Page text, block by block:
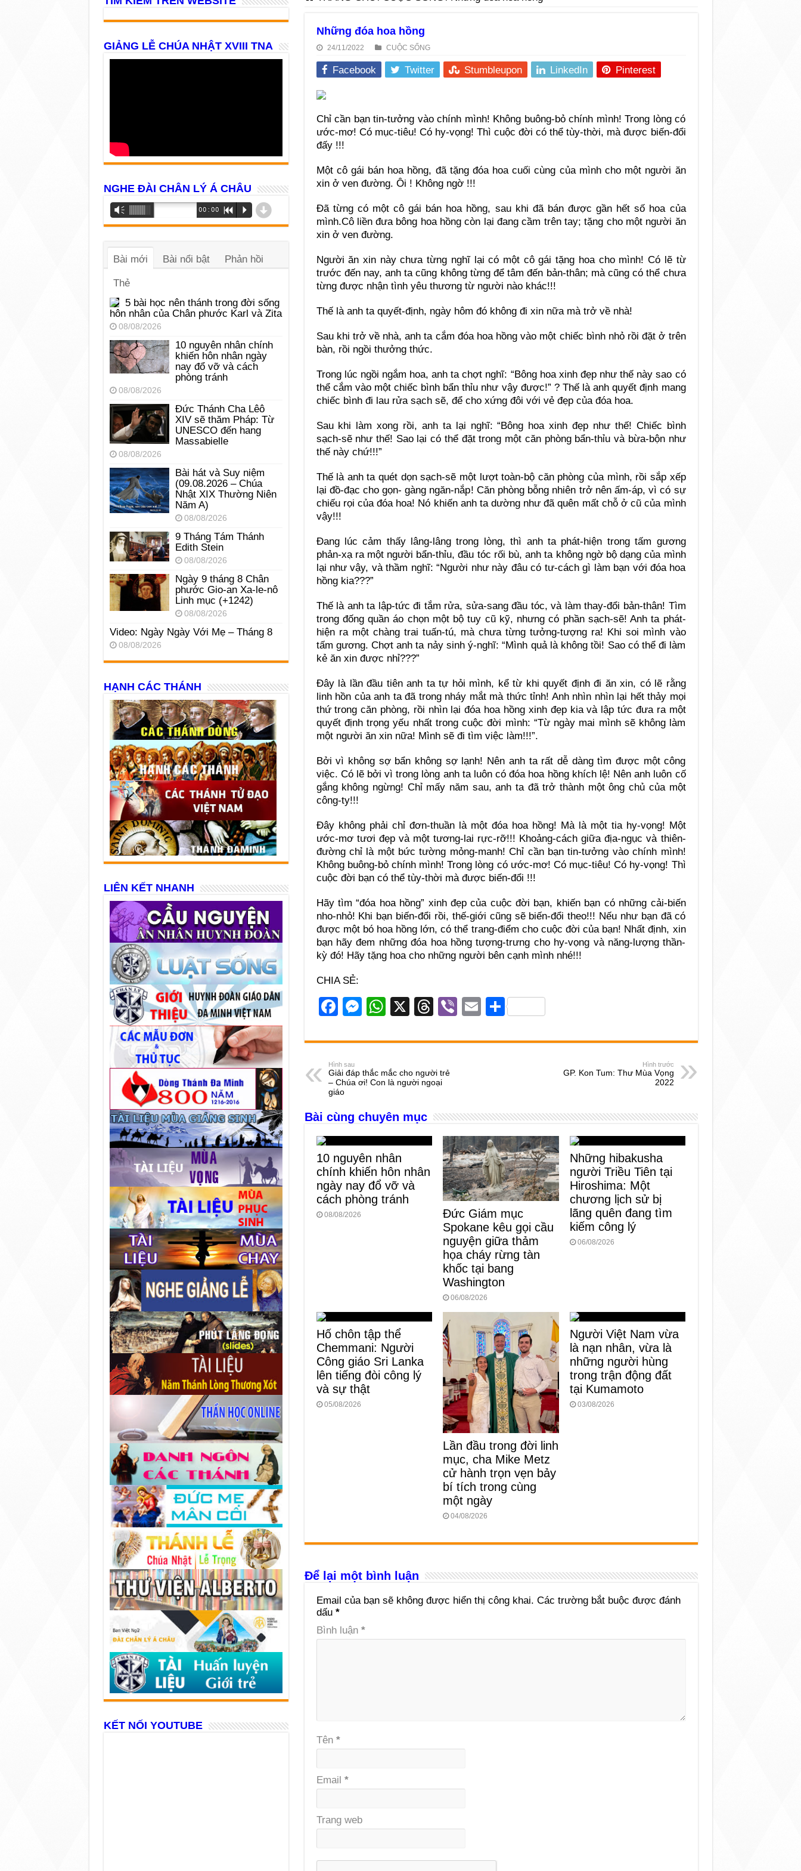
Những đóa hoa hồng
24/11/2022 CUỘC SỐNG
Facebook Twitter Stumbleupon LinkedIn Pinterest
Chỉ cần bạn tin-tưởng vào chính mình! Không buông-bỏ chính mình! Trong lòng có
ước-mơ! Có mục-tiêu! Có hy-vọng! Thì cuộc đời có thể tùy-thời, mà được biến-đổi
đấy !!!
Một cô gái bán hoa hồng, đã tặng đóa hoa cuối cùng của mình cho một người ăn
xin ở ven đường. Ôi ! Không ngờ !!!
Đã từng có một cô gái bán hoa hồng, sau khi đã bán được gần hết số hoa của
mình.Cô liền đưa bông hoa hồng còn lại đang cầm trên tay; tặng cho một người ăn
xin ở ven đường.
Người ăn xin này chưa từng nghĩ lại có một cô gái tặng hoa cho mình! Có lẽ từ
trước đến nay, anh ta cũng không từng để tâm đến bản-thân; mà cũng có thể chưa
từng được nhận tình yêu thương từ người nào khác!!!
Thế là anh ta quyết-định, ngày hôm đó không đi xin nữa mà trở về nhà!
Sau khi trở về nhà, anh ta cắm đóa hoa hồng vào một chiếc bình nhỏ rồi đặt ở trên
bàn, rồi ngồi thưởng thức.
Trong lúc ngồi ngắm hoa, anh ta chợt nghĩ: “Bông hoa xinh đẹp như thế này sao có
thể cắm vào một chiếc bình bẩn thỉu như vậy được!” ? Thế là anh quyết định mang
chiếc bình đi lau rửa sạch sẽ, để cho xứng đôi với vẻ đẹp của đóa hoa.
Sau khi làm xong rồi, anh ta lại nghĩ: “Bông hoa xinh đẹp như thế! Chiếc bình
sạch-sẽ như thế! Sao lại có thể đặt trong một căn phòng bẩn-thỉu và bừa-bộn như
thế này chứ!!!”
Thế là anh ta quét dọn sạch-sẽ một lượt toàn-bộ căn phòng của mình, rồi sắp xếp
lại đồ-đạc cho gọn- gàng ngăn-nắp! Căn phòng bỗng nhiên trở nên ấm-áp, vì có sự
chiếu rọi của đóa hoa! Nó khiến anh ta dường như đã quên mất chỗ ở cũ của mình
vậy!!!
Đang lúc cảm thấy lâng-lâng trong lòng, thì anh ta phát-hiện trong tấm gương
phản-xạ ra một người bẩn-thỉu, đầu tóc rối bù, anh ta không ngờ bộ dạng của mình
lại như vậy, và thầm nghĩ: “Người như này đâu có tư-cách gì làm bạn với đóa hoa
hồng kia???”
Thế là anh ta lập-tức đi tắm rửa, sửa-sang đầu tóc, và làm thay-đổi bản-thân! Tìm
trong đống quần áo chọn một bộ tuy cũ kỹ, nhưng có phần sạch-sẽ! Anh ta phát-
hiện ra một chàng trai tuấn-tú, mà chưa từng tưởng-tượng ra! Khi soi mình vào
tấm gương. Chợt anh ta nảy sinh ý-nghĩ: “Mình quả là không tồi! Sao có thể đi làm
kẻ ăn xin được nhỉ???”
Đây là lần đầu tiên anh ta tự hỏi mình, kể từ khi quyết định đi ăn xin, có lẽ rằng
linh hồn của anh ta đã trong nháy mắt mà thức tỉnh! Anh nhìn nhìn lại hết thảy mọi
thứ trong căn phòng, rồi nhìn lại đóa hoa hồng xinh đẹp kia và lập tức đưa ra một
quyết định trọng yếu nhất trong cuộc đời mình: “Từ ngày mai mình sẽ không làm
một người ăn xin nữa! Mình sẽ đi tìm việc làm!!!”.
Bởi vì không sợ bẩn không sợ lạnh! Nên anh ta rất dễ dàng tìm được một công
việc. Có lẽ bởi vì trong lòng anh ta luôn có đóa hoa hồng khích lệ! Nên anh luôn cố
gắng không ngừng! Chỉ mấy năm sau, anh ta đã trở thành một ông chủ của một
công-ty!!!
Đây không phải chỉ đơn-thuần là một đóa hoa hồng! Mà là một tia hy-vọng! Một
ước-mơ tươi đẹp và một tương-lai rực-rỡ!!! Khoảng-cách giữa địa-ngục và thiên-
đường chỉ là một bức tường mỏng-manh! Chỉ cần bạn tin-tưởng vào chính mình!
Không buông-bỏ chính mình! Trong lòng có ước-mơ! Có mục-tiêu! Có hy-vọng! Thì
cuộc đời bạn có thể tùy-thời mà được biến-đổi !!!
Hãy tìm “đóa hoa hồng” xinh đẹp của cuộc đời bạn, khiến bạn có những cải-biến
nho-nhỏ! Khi bạn biến-đổi rồi, thế-giới cũng sẽ biến-đổi theo!!! Nếu như bạn đã có
được một bó hoa hồng lớn, có thể trang-điểm cho cuộc đời của bạn! Nhất định, xin
bạn hãy đem những đóa hoa hồng tượng-trưng cho hy-vọng và năng-lượng thần-
kỳ đó! Hãy tặng hoa cho những người bên cạnh mình nhé!!!
CHIA SẺ:
F
c
e
b
o
o
k
M
ss
e
n
er
W
at
s
A
p
X
T
e
d
Vi
er
E
ail
S
ar
Hình sau
Giải đáp thắc mắc cho người trẻ
– Chúa ơi! Con là người ngoại
giáo
Hình trước
GP. Kon Tum: Thư Mùa Vọng
2022
Bài cùng chuyên mục
10 nguyên nhân
chính khiến hôn nhân
ngày nay đổ vỡ và
cách phòng tránh
08/08/2026
Đức Giám mục
Spokane kêu gọi cầu
nguyện giữa thảm
họa cháy rừng tàn
khốc tại bang
Washington
06/08/2026
Những hibakusha
người Triều Tiên tại
Hiroshima: Một
chương lịch sử bị
lãng quên đang tìm
kiếm công lý
06/08/2026
Hố chôn tập thể
Chemmani: Người
Công giáo Sri Lanka
lên tiếng đòi công lý
và sự thật
05/08/2026
Lần đầu trong đời linh
mục, cha Mike Metz
cử hành trọn vẹn bảy
bí tích trong cùng
một ngày
04/08/2026
Người Việt Nam vừa
là nạn nhân, vừa là
những người hùng
trong trận động đất
tại Kumamoto
03/08/2026
Để lại một bình luận
Email của bạn sẽ không được hiển thị công khai. Các trường bắt buộc được đánh
dấu *
Bình luận *
Tên *
Email *
Trang web
GIẢNG LỄ CHÚA NHẬT XVIII TNA
NGHE ĐÀI CHÂN LÝ Á CHÂU
Trình
phát
âm
Vm 00:00 R P d
Bài mới Bài nổi bật Phản hồi
Thẻ
5 bài học nên thánh trong đời sống
hôn nhân của Chân phước Karl và Zita
08/08/2026
10 nguyên nhân chính
khiến hôn nhân ngày
nay đổ vỡ và cách
phòng tránh
08/08/2026
Đức Thánh Cha Lêô
XIV sẽ thăm Pháp: Từ
UNESCO đến hang
Massabielle
08/08/2026
Bài hát và Suy niệm
(09.08.2026 – Chúa
Nhật XIX Thường Niên
Năm A)
08/08/2026
9 Tháng Tám Thánh
Edith Stein
08/08/2026
Ngày 9 tháng 8 Chân
phước Gio-an Xa-le-nô
Linh mục (+1242)
08/08/2026
Video: Ngày Ngày Với Mẹ – Tháng 8
08/08/2026
HẠNH CÁC THÁNH
LIÊN KẾT NHANH
KẾT NỐI YOUTUBE